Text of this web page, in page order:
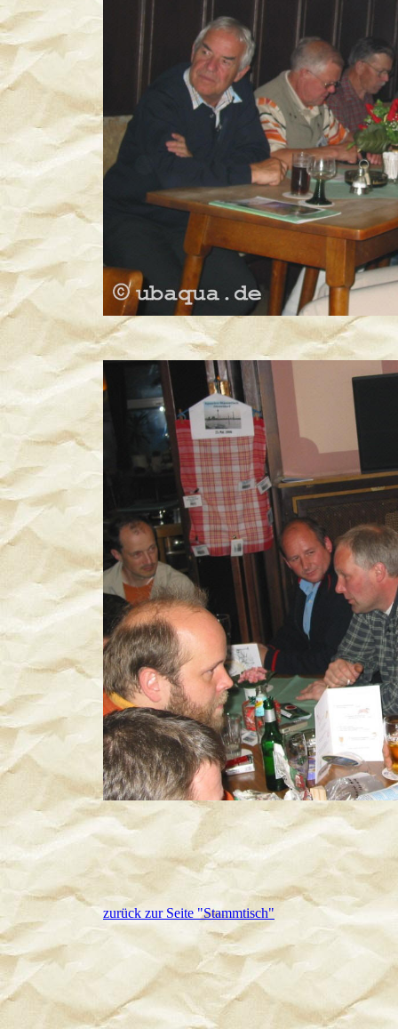
zurück zur Seite "Stammtisch"